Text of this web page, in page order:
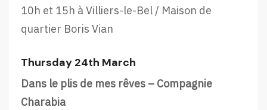
10h et 15h à Villiers-le-Bel / Maison de
quartier Boris Vian
Thursday 24th March
Dans le plis de mes rêves – Compagnie
Charabia